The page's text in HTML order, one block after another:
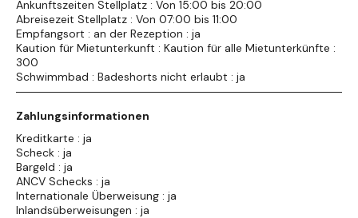
Ankunftszeiten Stellplatz : Von 15:00 bis 20:00
Abreisezeit Stellplatz : Von 07:00 bis 11:00
Empfangsort : an der Rezeption : ja
Kaution für Mietunterkunft : Kaution für alle Mietunterkünfte :
300
Schwimmbad : Badeshorts nicht erlaubt : ja
Zahlungsinformationen
Kreditkarte : ja
Scheck : ja
Bargeld : ja
ANCV Schecks : ja
Internationale Überweisung : ja
Inlandsüberweisungen : ja